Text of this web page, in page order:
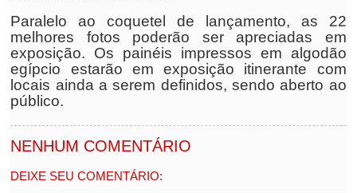
Paralelo ao coquetel de lançamento, as 22
melhores fotos poderão ser apreciadas em
exposição. Os painéis impressos em algodão
egípcio estarão em exposição itinerante com
locais ainda a serem definidos, sendo aberto ao
público.
NENHUM COMENTÁRIO
DEIXE SEU COMENTÁRIO: